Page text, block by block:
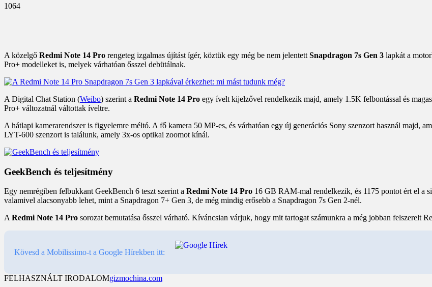
1064
A közelgő Redmi Note 14 Pro rengeteg izgalmas újítást ígér, köztük egy még be nem jelentett Snapdragon 7s Gen 3 lapkát a
Pro+ modelleket is, melyek várhatóan ősszel debütálnak.
A Digital Chat Station (Weibo) szerint a Redmi Note 14 Pro egy ívelt kijelzővel rendelkezik majd, amely 1.5K felbontással és
Pro+ változatnál váltottak íveltre.
A hátlapi kamerarendszer is figyelemre méltó. A fő kamera 50 MP-es, és várhatóan egy új generációs Sony szenzort használ majd,
LYT-600 szenzort is találunk, amely 3x-os optikai zoomot kínál.
GeekBench és teljesítmény
Egy nemrégiben felbukkant GeekBench 6 teszt szerint a Redmi Note 14 Pro 16 GB RAM-mal rendelkezik, és 1175 pontot ért el a
valamivel alacsonyabb lehet, mint a Snapdragon 7+ Gen 3, de még mindig erősebb a Snapdragon 7s Gen 2-nél.
A Redmi Note 14 Pro sorozat bemutatása ősszel várható. Kíváncsian várjuk, hogy mit tartogat számunkra a még jobban felszerelt
Kövesd a Mobilissimo-t a Google Hírekben itt:
FELHASZNÁLT IRODALOMgizmochina.com